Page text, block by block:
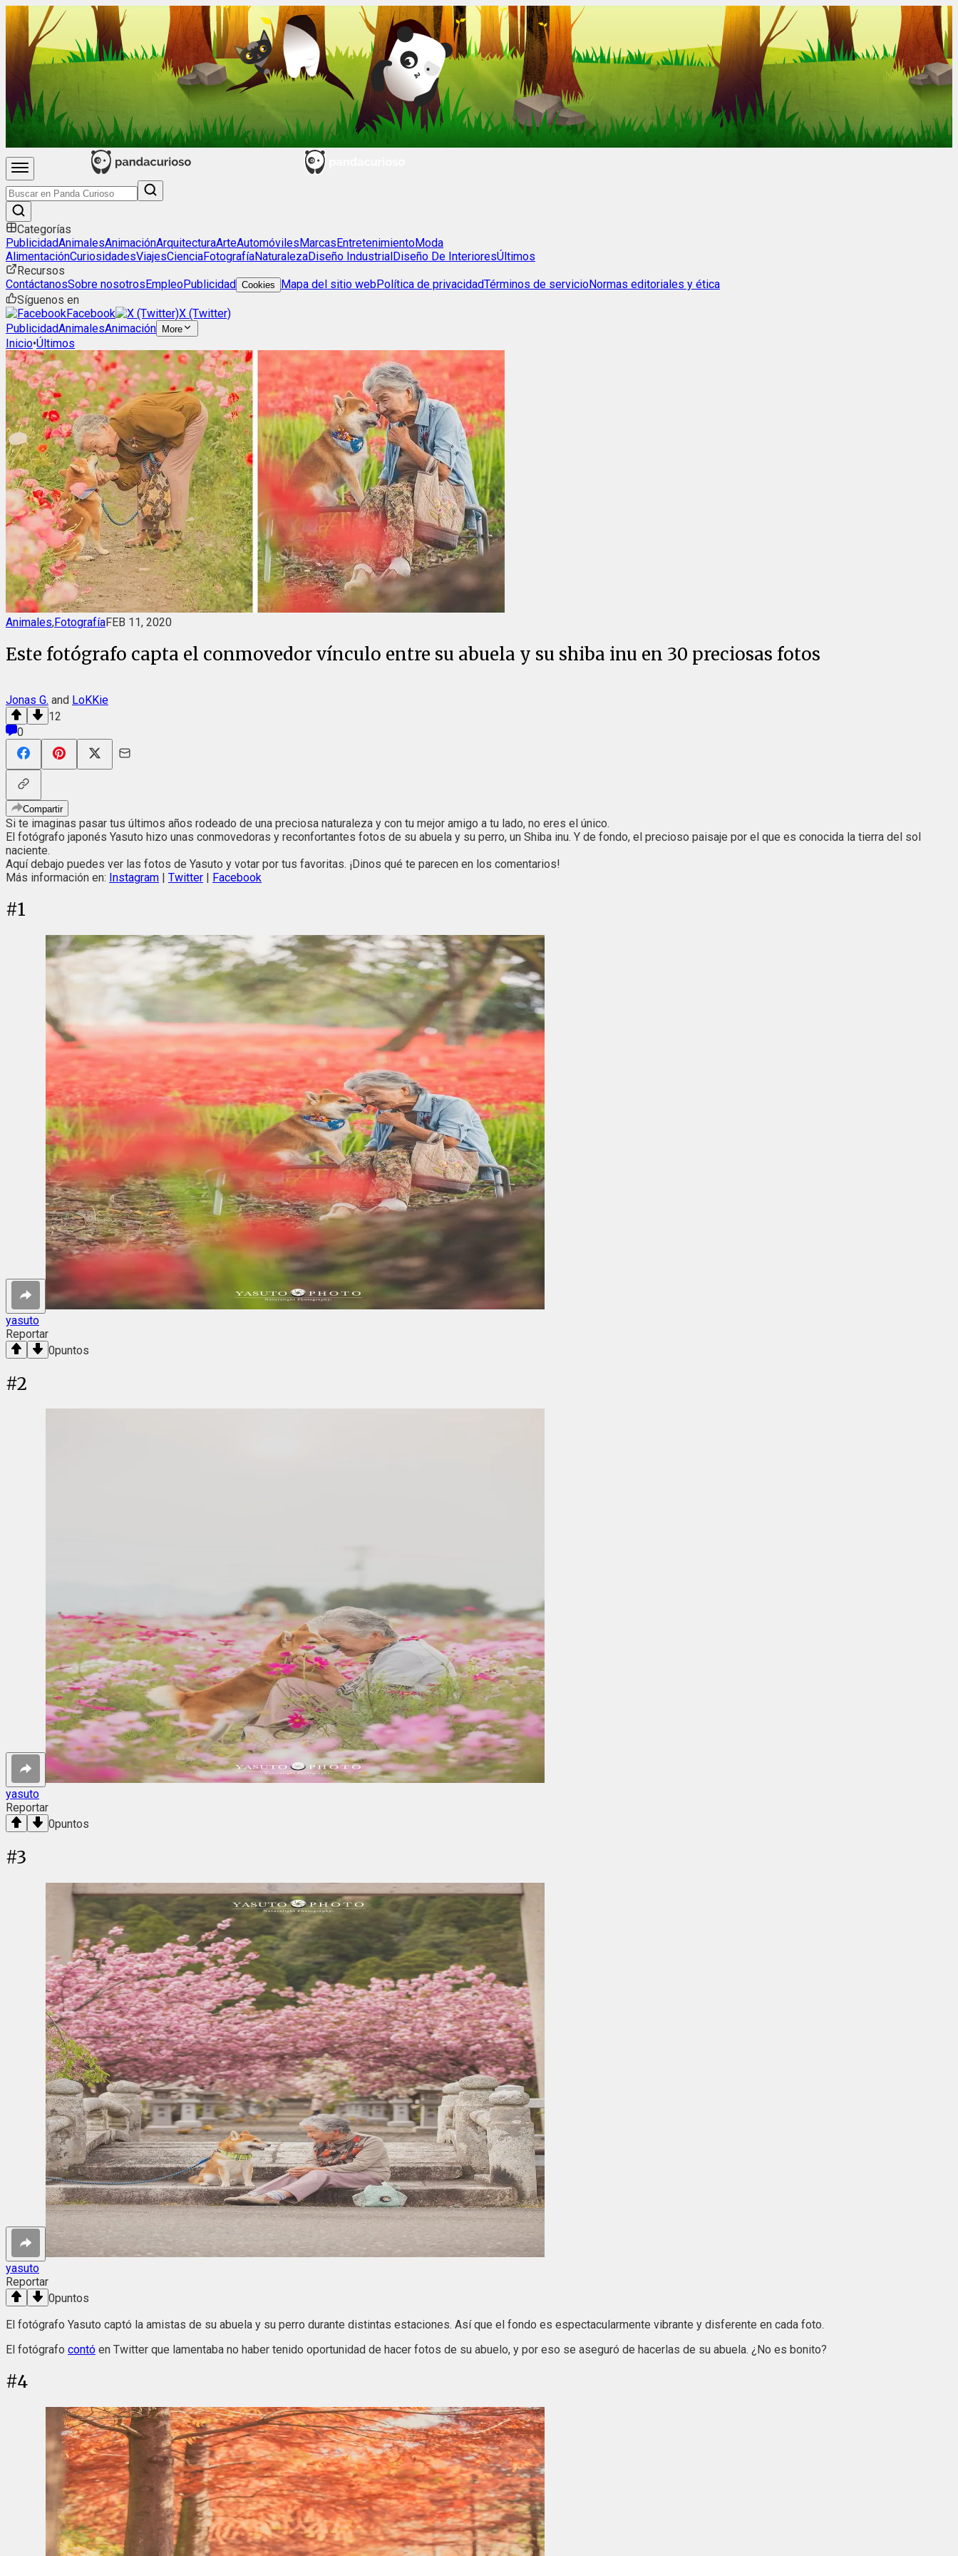
Categorías
PublicidadAnimalesAnimaciónArquitecturaArteAutomóvilesMarcasEntretenimientoModa
AlimentaciónCuriosidadesViajesCienciaFotografíaNaturalezaDiseño IndustrialDiseño De InterioresÚltimos
Recursos
ContáctanosSobre nosotrosEmpleoPublicidad Cookies Mapa del sitio webPolítica de privacidadTérminos de servicioNormas editoriales y ética
Síguenos en
Facebook
X (Twitter)
PublicidadAnimalesAnimación More
Inicio•Últimos
Animales,FotografíaFEB 11, 2020
Este fotógrafo capta el conmovedor vínculo entre su abuela y su shiba inu en 30 preciosas fotos
Jonas G. and LoKKie
12
0
Compartir
Si te imaginas pasar tus últimos años rodeado de una preciosa naturaleza y con tu mejor amigo a tu lado, no eres el único.
El fotógrafo japonés Yasuto hizo unas conmovedoras y reconfortantes fotos de su abuela y su perro, un Shiba inu. Y de fondo, el precioso paisaje por el que es conocida la tierra del sol
naciente.
Aquí debajo puedes ver las fotos de Yasuto y votar por tus favoritas. ¡Dinos qué te parecen en los comentarios!
Más información en: Instagram | Twitter | Facebook
#1
yasuto
Reportar
0puntos
#2
yasuto
Reportar
0puntos
#3
yasuto
Reportar
0puntos
El fotógrafo Yasuto captó la amistas de su abuela y su perro durante distintas estaciones. Así que el fondo es espectacularmente vibrante y disferente en cada foto.
El fotógrafo contó en Twitter que lamentaba no haber tenido oportunidad de hacer fotos de su abuelo, y por eso se aseguró de hacerlas de su abuela. ¿No es bonito?
#4